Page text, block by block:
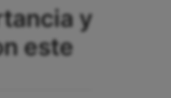
y
este